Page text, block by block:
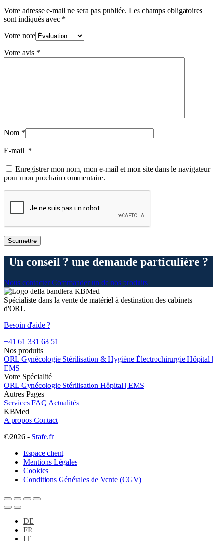
Votre adresse e-mail ne sera pas publiée. Les champs obligatoires
sont indiqués avec *
Votre note
Votre avis *
Nom *
E-mail *
Enregistrer mon nom, mon e-mail et mon site dans le navigateur
pour mon prochain commentaire.
Un conseil ? une demande particulière ?
Nous contacter Commander un de nos produits
Spécialiste dans la vente de matériel à destination des cabinets
d'ORL
Besoin d'aide ?
+41 61 331 68 51
Nos produits
ORL Gynécologie Stérilisation & Hygiène Électrochirurgie Hôpital |
EMS
Votre Spécialité
ORL Gynécologie Stérilisation Hôpital | EMS
Autres Pages
Services FAQ Actualités
KBMed
A propos Contact
©2026 - Stafe.fr
Espace client
Mentions Légales
Cookies
Conditions Générales de Vente (CGV)
DE
FR
IT